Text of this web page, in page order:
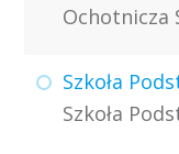
Ochotnicza
Szkoła
Szkoła